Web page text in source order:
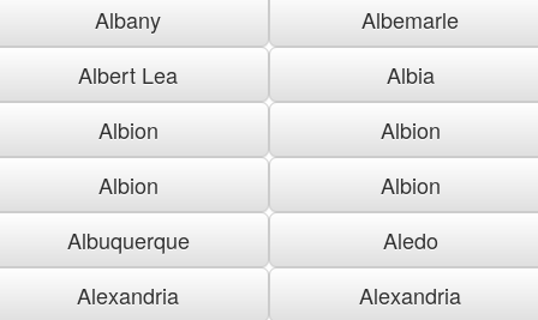
Albany
Albemarle
Albert Lea
Albia
Albion
Albion
Albion
Albion
Albuquerque
Aledo
Alexandria
Alexandria